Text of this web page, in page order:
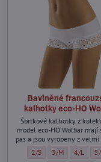
Bavlněné
kalhotky eco-HO
Šortkové kalhotky z
model eco-HO Wolbar mají
pas a jsou vyrobeny z velmi
lycry.
Bavlněné francouzské
2/S Bavlněné
3/M 4/L
5/